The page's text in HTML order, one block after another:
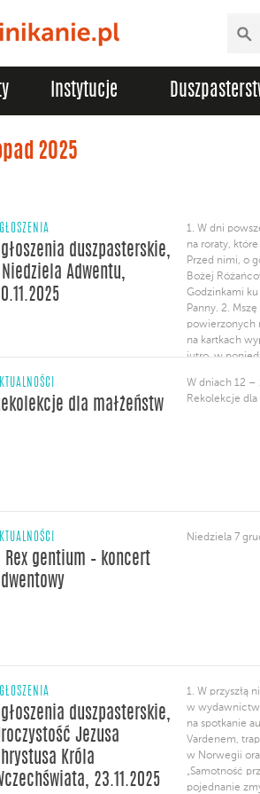
Instytucje
2025
duszpasterskie,
I Niedziela Adwentu,
1. W dni
na roraty,
Przed nimi, o
Bożej
Godzinkami
Panny. 2.
powierzonych
na kartkach
jutro, w
3. Serdecznie
adwentowe w
dla małżeństw
W dniach 12 –
Rekolekcje dla
Rex gentium – koncert
Niedziela 7
duszpasterskie,
Jezusa
Króla
23.11.2025
1. W przyszłą
w
na spotkanie
Vardenem,
w Norwegii
„Samotność
pojednanie